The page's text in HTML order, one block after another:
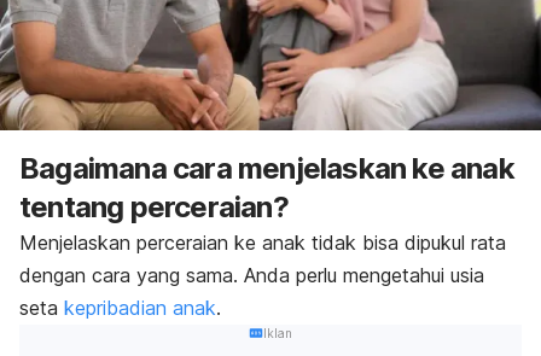
Bagaimana cara menjelaskan ke anak
tentang perceraian?
Menjelaskan perceraian ke anak tidak bisa dipukul rata
dengan cara yang sama. Anda perlu mengetahui usia
seta kepribadian anak.
Iklan